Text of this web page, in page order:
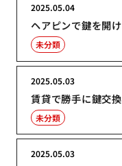
ヘアピンで鍵を開
2025.05.04
未分類
賃貸で勝手に鍵交
2025.05.03
未分類
2025.05.03